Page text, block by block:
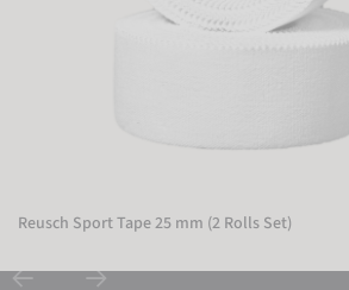
Reusch Sport Tape 25 mm (2 Rolls Set)